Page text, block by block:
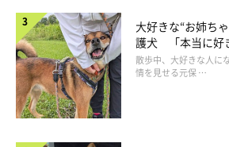
飼い主さん：
「おもちゃをくわえて、近くに行きたい
す。
茶々はこのおもちゃが大好きです。おもち
ろうとするときは、このおもちゃか、イチ
かを選んでいます」
大好きな“お姉ち
護犬 「本当に好
表情にほっこり
散歩中、大好きな人に
情を見せる元保 …